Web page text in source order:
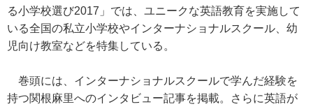
る小学校選び2017」では、ユニークな英語教育を実施して
いる全国の私立小学校やインターナショナルスクール、幼
児向け教室などを特集している。
巻頭には、インターナショナルスクールで学んだ経験を
持つ関根麻里へのインタビュー記事を掲載。さらに英語が